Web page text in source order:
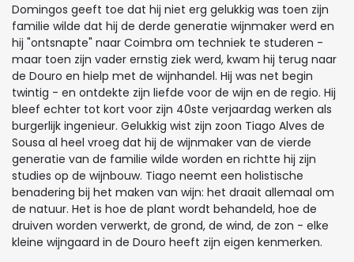
Domingos geeft toe dat hij niet erg gelukkig was toen zijn
familie wilde dat hij de derde generatie wijnmaker werd en
hij "ontsnapte" naar Coimbra om techniek te studeren -
maar toen zijn vader ernstig ziek werd, kwam hij terug naar
de Douro en hielp met de wijnhandel. Hij was net begin
twintig - en ontdekte zijn liefde voor de wijn en de regio. Hij
bleef echter tot kort voor zijn 40ste verjaardag werken als
burgerlijk ingenieur. Gelukkig wist zijn zoon Tiago Alves de
Sousa al heel vroeg dat hij de wijnmaker van de vierde
generatie van de familie wilde worden en richtte hij zijn
studies op de wijnbouw. Tiago neemt een holistische
benadering bij het maken van wijn: het draait allemaal om
de natuur. Het is hoe de plant wordt behandeld, hoe de
druiven worden verwerkt, de grond, de wind, de zon - elke
kleine wijngaard in de Douro heeft zijn eigen kenmerken.